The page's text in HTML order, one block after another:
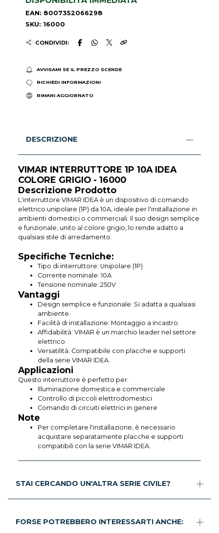
EAN: 8007352066298
SKU: 16000
CONDIVIDI:
AVVISAMI SE IL PREZZO SCENDE
RICHIEDI INFORMAZIONI
RIMANI AGGIORNATO
DESCRIZIONE
VIMAR INTERRUTTORE 1P 10A IDEA
COLORE GRIGIO - 16000
Descrizione Prodotto
L'interruttore VIMAR IDEA è un dispositivo di comando
elettrico unipolare (1P) da 10A, ideale per l'installazione in
ambienti domestici o commerciali. Il suo design semplice
e funzionale, unito al colore grigio, lo rende adatto a
qualsiasi stile di arredamento.
Specifiche Tecniche:
Tipo di interruttore: Unipolare (1P)
Corrente nominale: 10A
Tensione nominale: 250V
Vantaggi
Design semplice e funzionale: Si adatta a qualsiasi
ambiente.
Facilità di installazione: Montaggio a incastro.
Affidabilità: VIMAR è un marchio leader nel settore
elettrico.
Versatilità: Compatibile con placche e supporti
della serie VIMAR IDEA.
Applicazioni
Questo interruttore è perfetto per:
Illuminazione domestica e commerciale
Controllo di piccoli elettrodomestici
Comando di circuiti elettrici in genere
Note
Per completare l'installazione, è necessario
acquistare separatamente placche e supporti
compatibili con la serie VIMAR IDEA.
STAI CERCANDO UN'ALTRA SERIE CIVILE?
FORSE POTREBBERO INTERESSARTI ANCHE: